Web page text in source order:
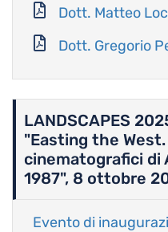
Document
Dott. Matteo
Document
Dott. Gregorio
LANDSCAPES
"Easting the
cinematografici di
1987", 8 ottobre
Evento di